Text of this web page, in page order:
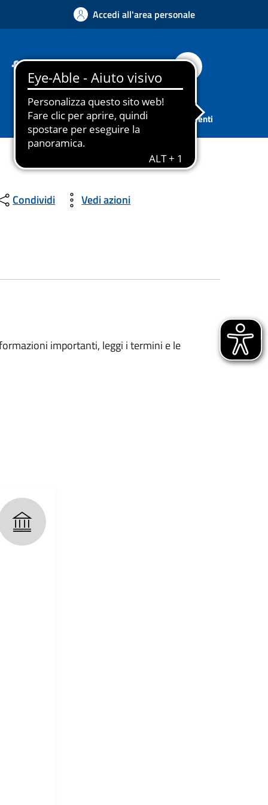
Accedi all'area personale
FacebookInstagramYouTubeWhatsapp
Sport Associazioni Tutti gli argomenti
Condividi Vedi azioni
importanti, leggi i termini e le